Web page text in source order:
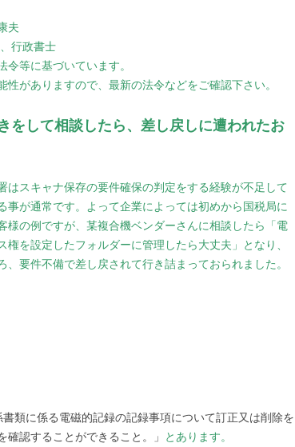
夫
行政書士
等に基づいています。
がありますので、最新の法令などをご確認下さい。
をして相談したら、差し戻しに遭われたお
はスキャナ保存の要件確保の判定をする経験が不足して
事が通常です。よって企業によっては初めから国税局に
様の例ですが、某複合機ベンダーさんに相談したら「電
を設定したフォルダーに管理したら大丈夫」となり、
要件不備で差し戻されて行き詰まっておられました。
類に係る電磁的記録の記録事項について訂正又は削除を
認することができること。」 とあります。